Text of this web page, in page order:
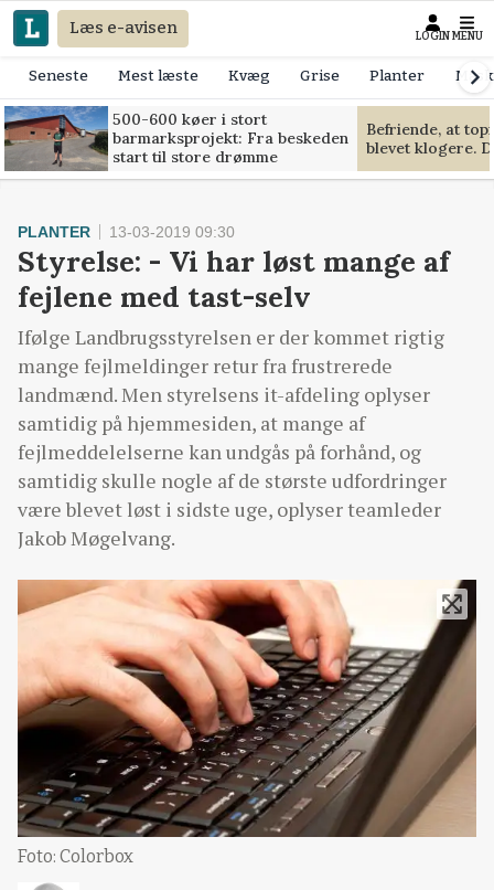
Læs e-avisen LOGIN MENU
Seneste Mest læste Kvæg Grise Planter
500-600 køer i stort
barmarksprojekt: Fra beskeden
start til store drømme
Befriende, at
blevet klogere.
PLANTER 13-03-2019 09:30
Styrelse: - Vi har løst mange af
fejlene med tast-selv
Ifølge Landbrugsstyrelsen er der kommet rigtig
mange fejlmeldinger retur fra frustrerede
landmænd. Men styrelsens it-afdeling oplyser
samtidig på hjemmesiden, at mange af
fejlmeddelelserne kan undgås på forhånd, og
samtidig skulle nogle af de største udfordringer
være blevet løst i sidste uge, oplyser teamleder
Jakob Møgelvang.
Foto: Colorbox